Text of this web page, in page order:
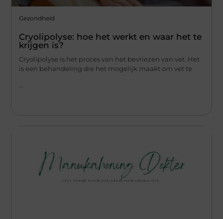
Gezondheid
Cryolipolyse: hoe het werkt en waar het te
krijgen is?
Cryolipolyse is het proces van het bevriezen van vet. Het
is een behandeling die het mogelijk maakt om vet te
...